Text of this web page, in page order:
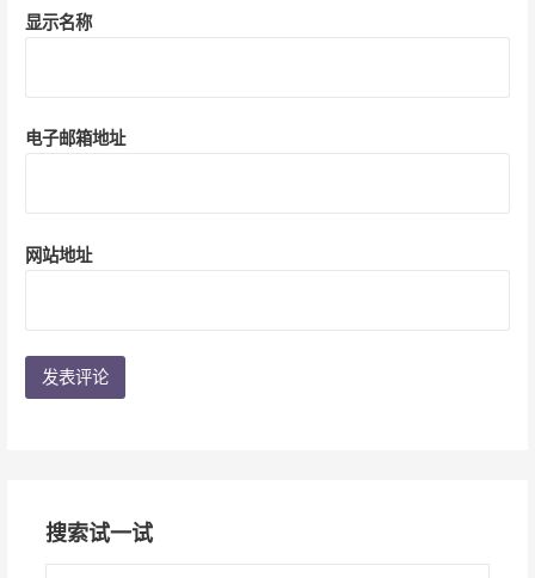
显示名称
电子邮箱地址
网站地址
搜索试一试